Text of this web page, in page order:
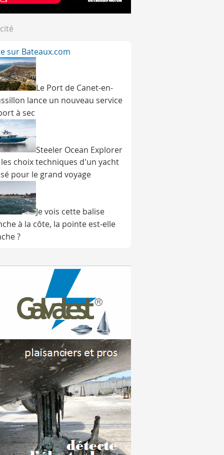
sur Bateaux.com
Le Port de Canet-en-
lance un nouveau service
à sec
Steeler Ocean Explorer
les choix techniques d'un yacht
pour le grand voyage
Je vois cette balise
à la côte, la pointe est-elle
?